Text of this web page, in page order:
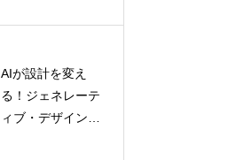
AIが設計を変え
る！ジェネレーテ
ィブ・デザイン市